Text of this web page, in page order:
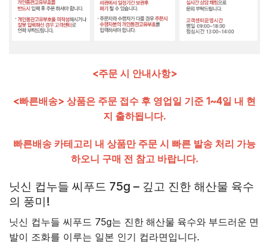
<주문 시 안내사항>
<빠른배송> 상품은 주문 접수 후 영업일 기준 1~4일 내 현
지 출하됩니다.
빠른배송 카테고리 내 상품만 주문 시 빠른 발송 처리 가능
하오니 구매 전 참고 바랍니다.
닛신 컵누들 씨푸드 75g – 깊고 진한 해산물 육수
의 풍미!
닛신 컵누들 씨푸드 75g는 진한 해산물 육수와 부드러운 면
발이 조화를 이루는 일본 인기 컵라면입니다.